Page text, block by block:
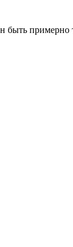
быть примерно